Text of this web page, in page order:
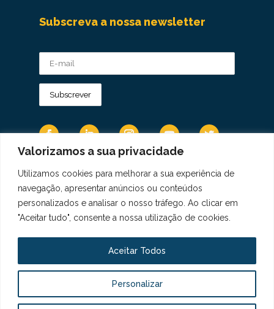
Valorizamos a sua privacidade
Utilizamos cookies para melhorar a sua experiência de
navegação, apresentar anúncios ou conteúdos
personalizados e analisar o nosso tráfego. Ao clicar em
"Aceitar tudo", consente a nossa utilização de cookies.
Personalizar
Aceitar Todos
Subscreva a nossa newsletter
Os Dados Pessoais são tratados de acordo
com a Diretiva 95/46/CE do Regulamento
Geral sobre a Proteção de Dados.
Copyright © 2021 Real Colégio de Portugal.
Todos os direitos revervados. Conheça a nossa
Política de Privacidadeaqui
Livro de Elogios, Sugestões e Reclamações
Canal de Denúncias